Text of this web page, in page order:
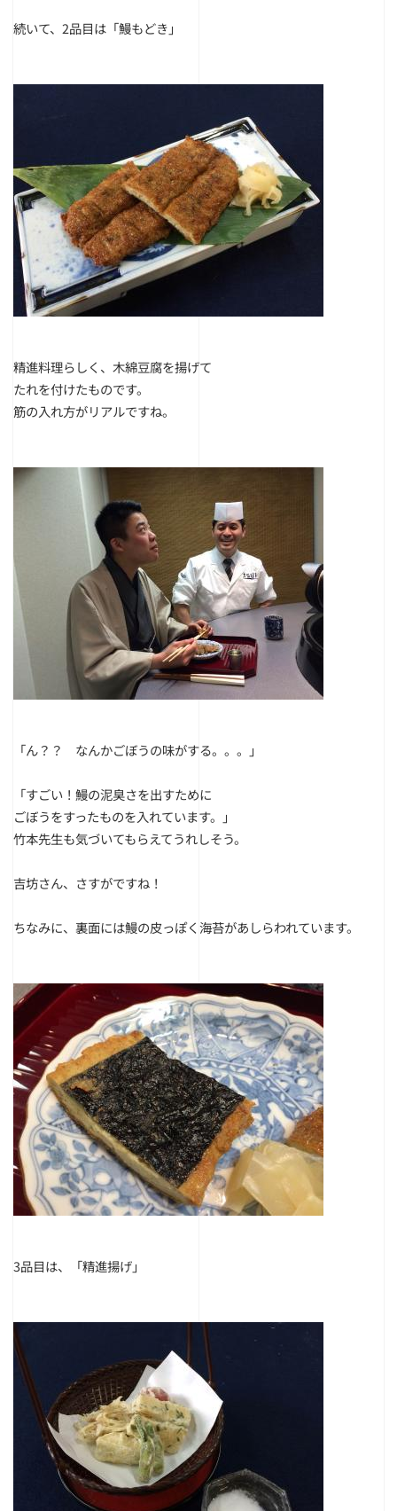
続いて、2品目は「鰻もどき」
精進料理らしく、木綿豆腐を揚げて
たれを付けたものです。
筋の入れ方がリアルですね。
「ん？？ なんかごぼうの味がする。。。」
「すごい！鰻の泥臭さを出すために
ごぼうをすったものを入れています。」
竹本先生も気づいてもらえてうれしそう。
吉坊さん、さすがですね！
ちなみに、裏面には鰻の皮っぽく海苔があしらわれています。
3品目は、「精進揚げ」